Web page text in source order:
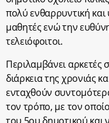
πολύ ενθαρρυντική και
μαθητές ενώ την
τελειόφοιτοι.
Περιλαμβάνει αρκετές
διάρκεια της χρονιάς
ενταχθούν
τον τρόπο, με τον